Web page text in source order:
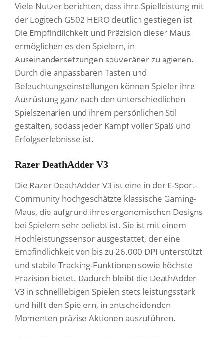
Viele Nutzer berichten, dass ihre Spielleistung mit
der Logitech G502 HERO deutlich gestiegen ist.
Die Empfindlichkeit und Präzision dieser Maus
ermöglichen es den Spielern, in
Auseinandersetzungen souveräner zu agieren.
Durch die anpassbaren Tasten und
Beleuchtungseinstellungen können Spieler ihre
Ausrüstung ganz nach den unterschiedlichen
Spielszenarien und ihrem persönlichen Stil
gestalten, sodass jeder Kampf voller Spaß und
Erfolgserlebnisse ist.
Razer DeathAdder V3
Die Razer DeathAdder V3 ist eine in der E-Sport-
Community hochgeschätzte klassische Gaming-
Maus, die aufgrund ihres ergonomischen Designs
bei Spielern sehr beliebt ist. Sie ist mit einem
Hochleistungssensor ausgestattet, der eine
Empfindlichkeit von bis zu 26.000 DPI unterstützt
und stabile Tracking-Funktionen sowie höchste
Präzision bietet. Dadurch bleibt die DeathAdder
V3 in schnelllebigen Spielen stets leistungsstark
und hilft den Spielern, in entscheidenden
Momenten präzise Aktionen auszuführen.